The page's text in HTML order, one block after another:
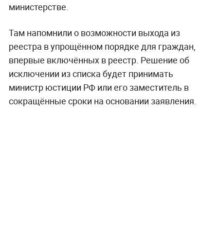
министерстве.
Там напомнили о возможности выхода из
реестра в упрощённом порядке для граждан,
впервые включённых в реестр. Решение об
исключении из списка будет принимать
министр юстиции РФ или его заместитель в
сокращённые сроки на основании заявления.